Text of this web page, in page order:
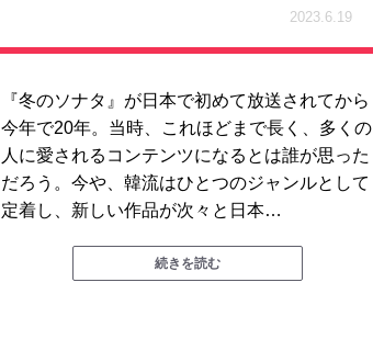
2023.6.19
『冬のソナタ』が日本で初めて放送されてから
今年で20年。当時、これほどまで長く、多くの
人に愛されるコンテンツになるとは誰が思った
だろう。今や、韓流はひとつのジャンルとして
定着し、新しい作品が次々と日本…
続きを読む